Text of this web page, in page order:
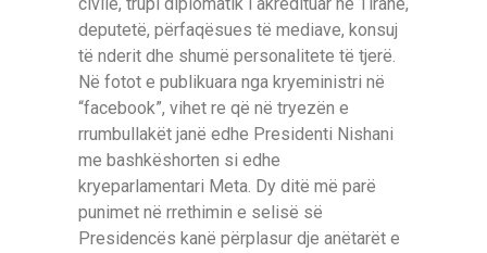
deputetë, përfaqësues të mediave, konsuj
të nderit dhe shumë personalitete të tjerë.
Në fotot e publikuara nga kryeministri në
“facebook”, vihet re që në tryezën e
rrumbullakët janë edhe Presidenti Nishani
me bashkëshorten si edhe
kryeparlamentari Meta. Dy ditë më parë
punimet në rrethimin e selisë së
Presidencës kanë përplasur dje anëtarët e